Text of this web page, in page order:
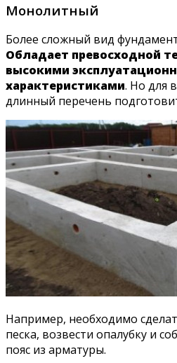
Монолитный
Более сложный вид
Обладает превосходной
высокими
характеристиками. Но для
длинный перечень
Например, необходимо
песка, возвести опалубку и
пояс из арматуры.